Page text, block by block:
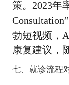
策。2023年
勃短视频，
康复建议，
七、就诊流程